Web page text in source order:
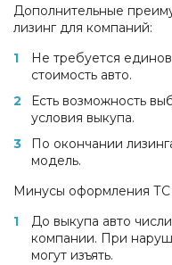
Дополнительные
лизинг для компаний:
Не требуется
стоимость авто.
Есть возможность
условия выкупа.
По окончании
модель.
Минусы оформления ТС
До выкупа авто
компании. При
могут изъять.